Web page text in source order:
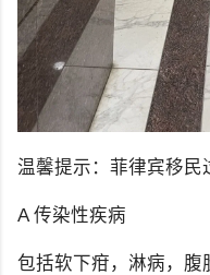
温馨提示：菲律宾移民
A 传染性疾病
包括软下疳，淋病，腹